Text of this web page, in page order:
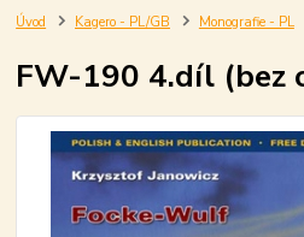
Úvod Kagero - PL/GB Monografie - PL
FW-190 4.díl (bez